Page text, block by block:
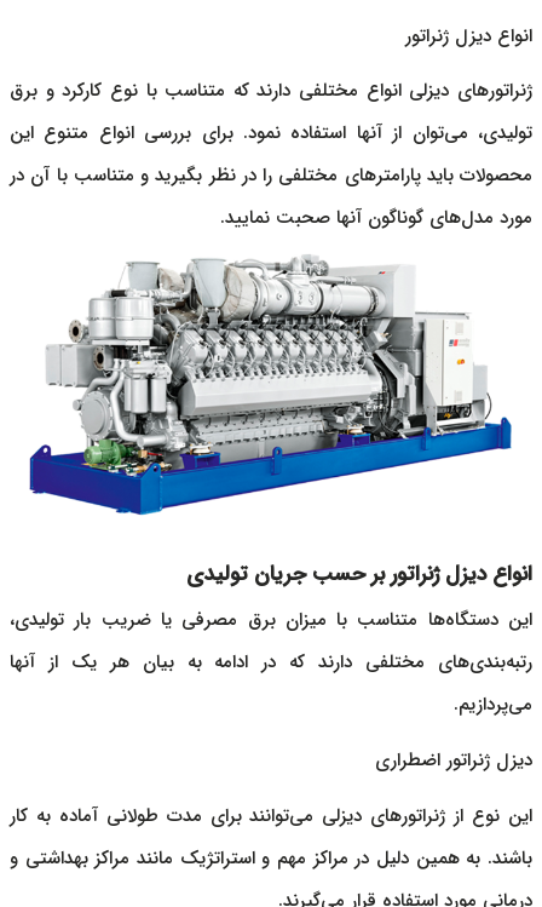
انواع دیزل ژنراتور
ژنراتورهای دیزلیانواع مختلفی دارند که متناسب با نوع کارکرد و برق
تولیدی، می‌توان از آنها استفاده نمود. برای بررسی انواع متنوع این
محصولات باید پارامترهای مختلفی را در نظر بگیرید و متناسب با آن در
مورد مدل‌های گوناگون آنها صحبت نمایید.
انواع دیزل ژنراتور بر حسب جریان تولیدی
این دستگاه‌ها متناسب با میزان برق مصرفی یا ضریب بار تولیدی،
رتبه‌بندی‌های مختلفی دارند که در ادامه به بیان هر یک از آنها
می‌پردازیم.
دیزل ژنراتور اضطراری
این نوع از ژنراتورهای دیزلی می‌توانند برای مدت طولانی آماده به کار
باشند. به همین دلیل در مراکز مهم و استراتژیک مانند مراکز بهداشتی و
درمانی مورد استفاده قرار می‌گیرند.